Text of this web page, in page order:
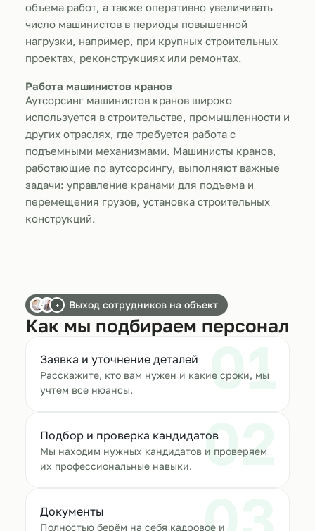
объема работ, а также оперативно увеличивать
число машинистов в периоды повышенной
нагрузки, например, при крупных строительных
проектах, реконструкциях или ремонтах.
Работа машинистов кранов
Аутсорсинг машинистов кранов широко
используется в строительстве, промышленности и
других отраслях, где требуется работа с
подъемными механизмами. Машинисты кранов,
работающие по аутсорсингу, выполняют важные
задачи: управление кранами для подъема и
перемещения грузов, установка строительных
конструкций.
+ Выход сотрудников на объект
Как мы подбираем персонал
01
Заявка и уточнение деталей
Расскажите, кто вам нужен и какие сроки, мы
учтем все нюансы.
02
Подбор и проверка кандидатов
Мы находим нужных кандидатов и проверяем
их профессиональные навыки.
Документы
Полностью берём на себя кадровое и